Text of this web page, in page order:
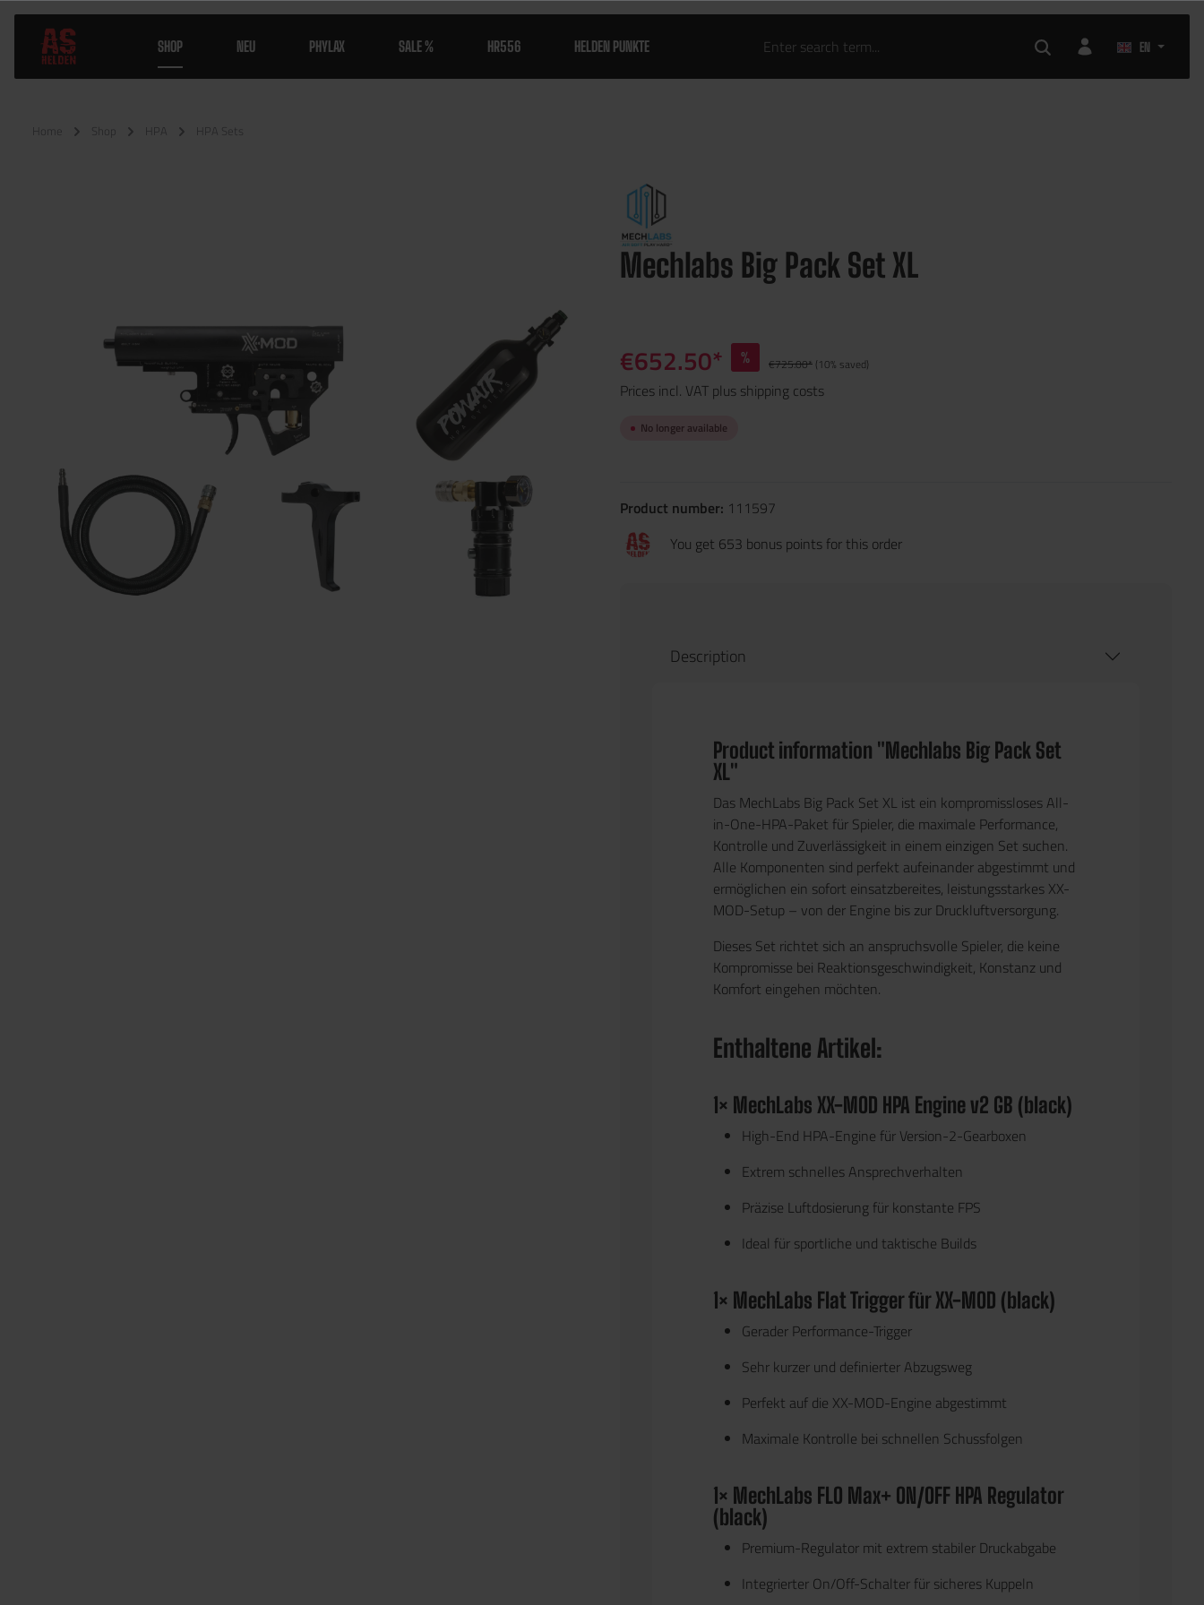
SHOP NEU PHYLAX SALE % HR556 HELDEN PUNKTE EN
Home Shop HPA HPA Sets
Mechlabs Big Pack Set XL
€652.50* % €725.00* (10% saved)
Prices incl. VAT plus shipping costs
No longer available
Product number: 111597
You get 653 bonus points for this order
Description
Product information "Mechlabs Big Pack Set
XL"
Das MechLabs Big Pack Set XL ist ein kompromissloses All-
in-One-HPA-Paket für Spieler, die maximale Performance,
Kontrolle und Zuverlässigkeit in einem einzigen Set suchen.
Alle Komponenten sind perfekt aufeinander abgestimmt und
ermöglichen ein sofort einsatzbereites, leistungsstarkes XX-
MOD-Setup – von der Engine bis zur Druckluftversorgung.
Dieses Set richtet sich an anspruchsvolle Spieler, die keine
Kompromisse bei Reaktionsgeschwindigkeit, Konstanz und
Komfort eingehen möchten.
Enthaltene Artikel:
1× MechLabs XX-MOD HPA Engine v2 GB (black)
High-End HPA-Engine für Version-2-Gearboxen
Extrem schnelles Ansprechverhalten
Präzise Luftdosierung für konstante FPS
Ideal für sportliche und taktische Builds
1× MechLabs Flat Trigger für XX-MOD (black)
Gerader Performance-Trigger
Sehr kurzer und definierter Abzugsweg
Perfekt auf die XX-MOD-Engine abgestimmt
Maximale Kontrolle bei schnellen Schussfolgen
1× MechLabs FLO Max+ ON/OFF HPA Regulator
(black)
Premium-Regulator mit extrem stabiler Druckabgabe
Integrierter On/Off-Schalter für sicheres Kuppeln